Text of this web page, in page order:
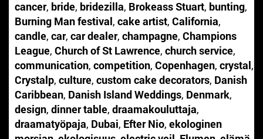
cancer, bride, bridezilla, Brokeass Stuart, bunting,
Burning Man festival, cake artist, California,
candle, car, car dealer, champagne, Champions
League, Church of St Lawrence, church service,
communication, competition, Copenhagen, crystal,
Crystalp, culture, custom cake decorators, Danish
Caribbean, Danish Island Weddings, Denmark,
design, dinner table, draamakouluttaja,
draamatyöpaja, Dubai, Efter Nio, ekologinen